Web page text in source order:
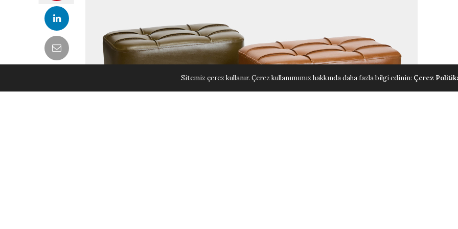
Sitemiz çerez kullanır. Çerez kullanımımız hakkında daha fazla bilgi edinin: Çerez